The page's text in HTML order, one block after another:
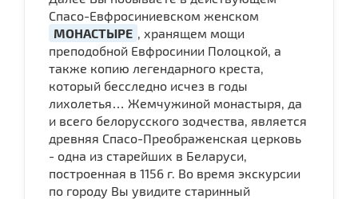
Спасо-Евфросиниевском женском
МОНАСТЫРЕ
, хранящем мощи
преподобной Евфросинии Полоцкой, а
также копию легендарного креста,
который бесследно исчез в годы
лихолетья… Жемчужиной монастыря, да
и всего белорусского зодчества, является
древняя Спасо-Преображенская церковь
- одна из старейших в Беларуси,
построенная в 1156 г. Во время экскурсии
по городу Вы увидите старинный